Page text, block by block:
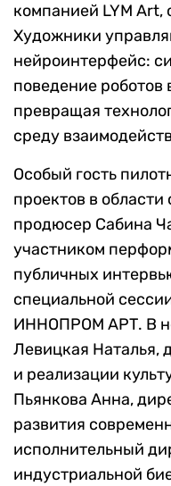
компанией LYM
Художники
нейроинтерфейс:
поведение роботов
превращая
среду
Особый гость
проектов в
продюсер Сабина
участником
публичных
специальной
ИННОПРОМ АРТ. В
Левицкая Наталья,
и реализации
Пьянкова Анна,
развития
исполнительный
индустриальной